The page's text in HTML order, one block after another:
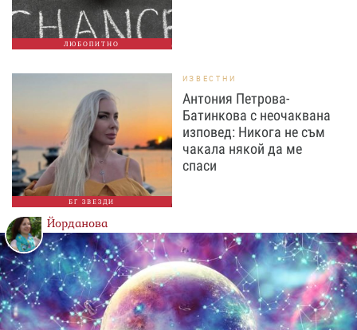
ЛЮБОПИТНО
БГ ЗВЕЗДИ
ИЗВЕСТНИ
Антония Петрова-
Батинкова с неочаквана
изповед: Никога не съм
чакала някой да ме
спаси
Йорданова